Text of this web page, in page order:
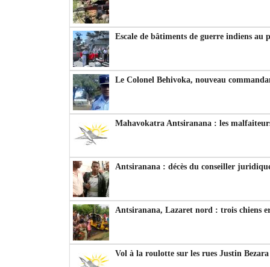
Escale de bâtiments de guerre indiens au
Le Colonel Behivoka, nouveau
Mahavokatra Antsiranana : les
Antsiranana : décès du conseiller
Antsiranana, Lazaret nord : trois chiens
Vol à la roulotte sur les rues Justin